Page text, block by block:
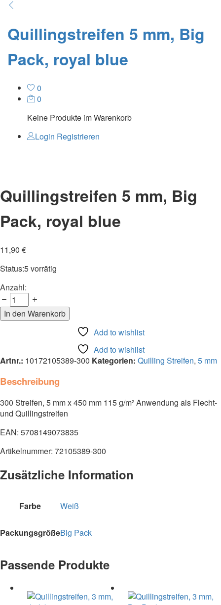
Quillingstreifen 5 mm, Big
Pack, royal blue
0
0
Keine Produkte im Warenkorb
Login Registrieren
Quillingstreifen 5 mm, Big
Pack, royal blue
11,90 €
Status:5 vorrätig
Quillingstreifen
5
mm,
Big
Anzahl
Anzahl:
In den Warenkorb
Add to wishlist
Add to wishlist
Artnr.: 10172105389-300 Kategorien: Quilling Streifen, 5 mm
Beschreibung
300 Streifen, 5 mm x 450 mm 115 g/m² Anwendung als Flecht-
und Quillingstreifen
EAN: 5708149073835
Artikelnummer: 72105389-300
Zusätzliche Information
Farbe Weiß
PackungsgrößeBig Pack
Passende Produkte